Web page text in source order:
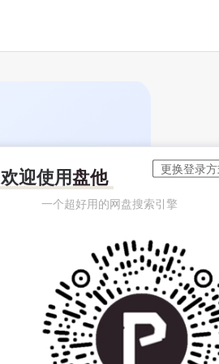
欢迎使用盘他
一个超好用的网盘搜索引擎